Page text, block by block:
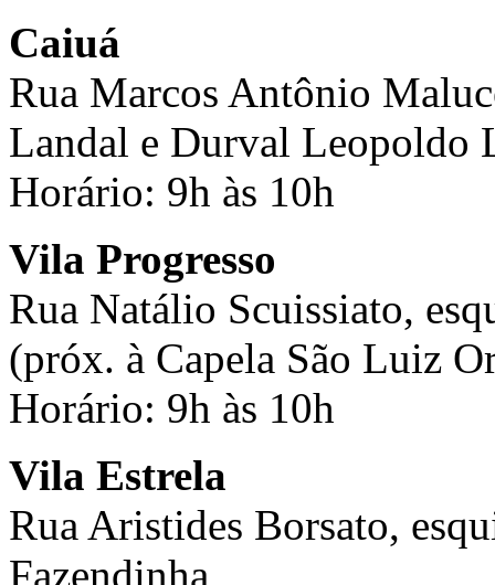
Caiuá
Rua Marcos Antônio
Landal e Durval Leopoldo
Horário: 9h às 10h
Vila Progresso
Rua Natálio Scuissiato,
(próx. à Capela São Luiz
Horário: 9h às 10h
Vila Estrela
Rua Aristides Borsato,
Fazendinha